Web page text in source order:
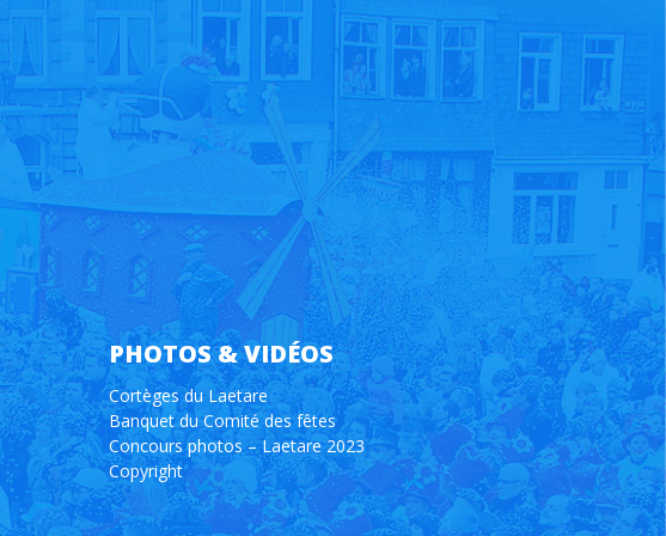
PHOTOS & VIDÉOS
Cortèges du Laetare
Banquet du Comité des fêtes
Concours photos – Laetare 2023
Copyright